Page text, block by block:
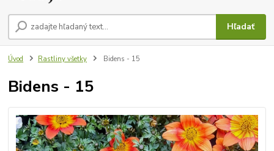
Hľadať
Úvod Rastliny všetky Bidens - 15
Bidens - 15